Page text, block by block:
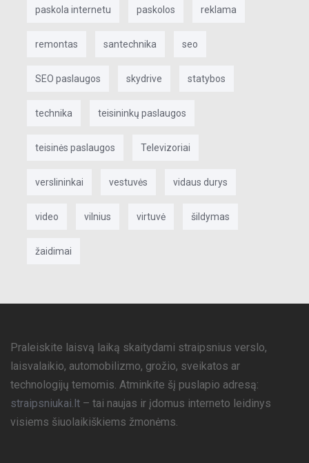
paskola internetu paskolos reklama
remontas santechnika seo
SEO paslaugos skydrive statybos
technika teisininkų paslaugos
teisinės paslaugos Televizoriai
verslininkai vestuvės vidaus durys
video vilnius virtuvė šildymas
žaidimai
Praleiskite laisvą laiką skaitydami straipsnius verslo,
laisvalaikio, automobilizmo, grožio, sveikatos ar
technologijų temomis. Atminkite šį puslapio adresą:
straipsniukai.lt – tai naujas ir įdomus interneto leidinys
visiems šiuolaikiškiems žmonėms.